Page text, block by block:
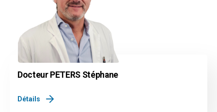
Docteur PETERS Stéphane
Détails